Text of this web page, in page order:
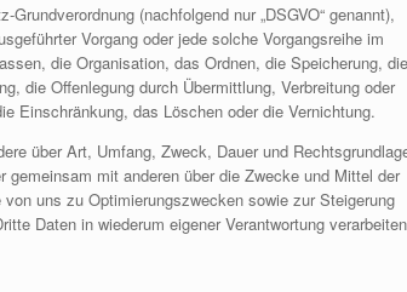
(nachfolgend nur „DSGVO“ genannt),
Vorgang oder jede solche Vorgangsreihe im
die Organisation, das Ordnen, die Speicherung, die
die Offenlegung durch Übermittlung, Verbreitung oder
Einschränkung, das Löschen oder die Vernichtung.
über Art, Umfang, Zweck, Dauer und
gemeinsam mit anderen über die Zwecke und Mittel der
uns zu Optimierungszwecken sowie zur Steigerung
Daten in wiederum eigener Verantwortung